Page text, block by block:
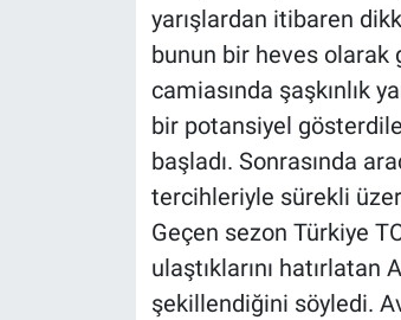
yarışlardan itibaren
bunun bir heves olarak
camiasında şaşkınlık
bir potansiyel
başladı. Sonrasında
tercihleriyle sürekli
Geçen sezon Türkiye
ulaştıklarını hatırlatan
şekillendiğini söyledi.